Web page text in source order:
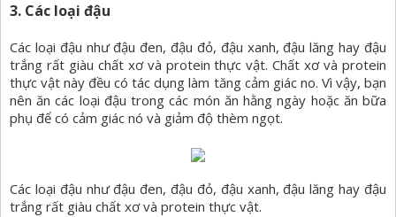
3. Các loại đậu
Các loại đậu như đậu đen, đậu đỏ, đậu xanh, đậu lăng hay đậu
trắng rất giàu chất xơ và protein thực vật. Chất xơ và protein
thực vật này đều có tác dụng làm tăng cảm giác no. Vì vậy, bạn
nên ăn các loại đậu trong các món ăn hằng ngày hoặc ăn bữa
phụ để có cảm giác nó và giảm độ thèm ngọt.
Các loại đậu như đậu đen, đậu đỏ, đậu xanh, đậu lăng hay đậu
trắng rất giàu chất xơ và protein thực vật.